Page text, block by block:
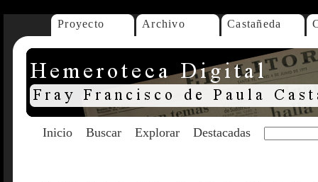
Proyecto Archivo Castañeda
Inicio Buscar Explorar Destacadas